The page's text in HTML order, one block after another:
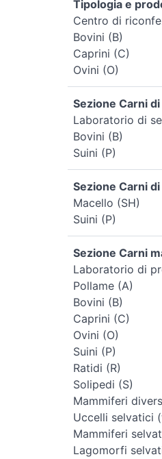
Tipologia e
Centro di
Bovini (B)
Caprini (C)
Ovini (O)
Sezione Carni
Laboratorio di
Bovini (B)
Suini (P)
Sezione Carni
Macello (SH)
Suini (P)
Sezione Carni
Laboratorio di
Pollame (A)
Bovini (B)
Caprini (C)
Ovini (O)
Suini (P)
Ratidi (R)
Solipedi (S)
Mammiferi
Uccelli selvatici
Mammiferi
Lagomorfi